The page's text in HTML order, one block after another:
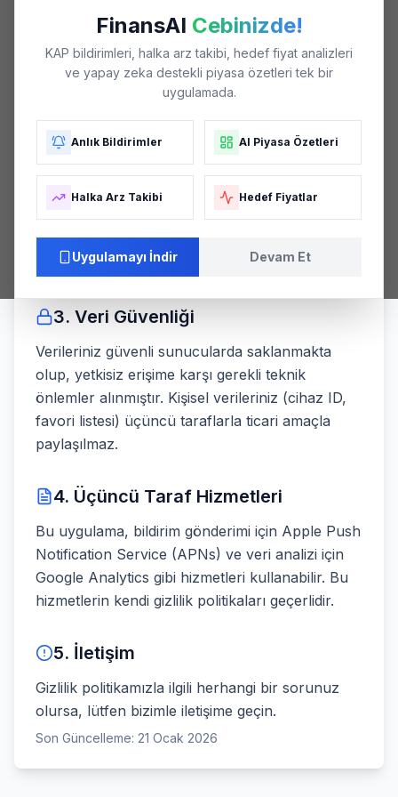
FinansAI Cebinizde!
KAP bildirimleri, halka arz takibi, hedef fiyat analizleri
ve yapay zeka destekli piyasa özetleri tek bir
uygulamada.
Anlık Bildirimler AI Piyasa Özetleri
Halka Arz Takibi Hedef Fiyatlar
Uygulamayı İndir Devam Et
Favoriler: Takip ettiğiniz hisse senetleri listesi
(size özel bildirimler sunmak için).
Topladığımız verileri şu amaçlarla kullanırız:
Size ilgilendiğiniz hisselerle ilgili anlık KAP
bildirimleri göndermek.
Hizmet kalitemizi artırmak ve kullanıcı
deneyimini iyileştirmek.
Sistemsel sorunları tespit etmek ve gidermek.
3. Veri Güvenliği
Verileriniz güvenli sunucularda saklanmakta
olup, yetkisiz erişime karşı gerekli teknik
önlemler alınmıştır. Kişisel verileriniz (cihaz ID,
favori listesi) üçüncü taraflarla ticari amaçla
paylaşılmaz.
4. Üçüncü Taraf Hizmetleri
Bu uygulama, bildirim gönderimi için Apple Push
Notification Service (APNs) ve veri analizi için
Google Analytics gibi hizmetleri kullanabilir. Bu
hizmetlerin kendi gizlilik politikaları geçerlidir.
5. İletişim
Gizlilik politikamızla ilgili herhangi bir sorunuz
olursa, lütfen bizimle iletişime geçin.
Son Güncelleme: 21 Ocak 2026